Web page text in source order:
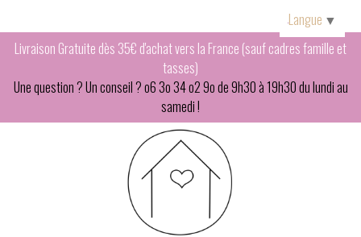
Livraison Gratuite dès 35€ d'achat vers la France (sauf cadres famille et
tasses)
Une question ? Un conseil ? o6 3o 34 o2 9o de 9h30 à 19h30 du lundi au
samedi !
Langue ▼